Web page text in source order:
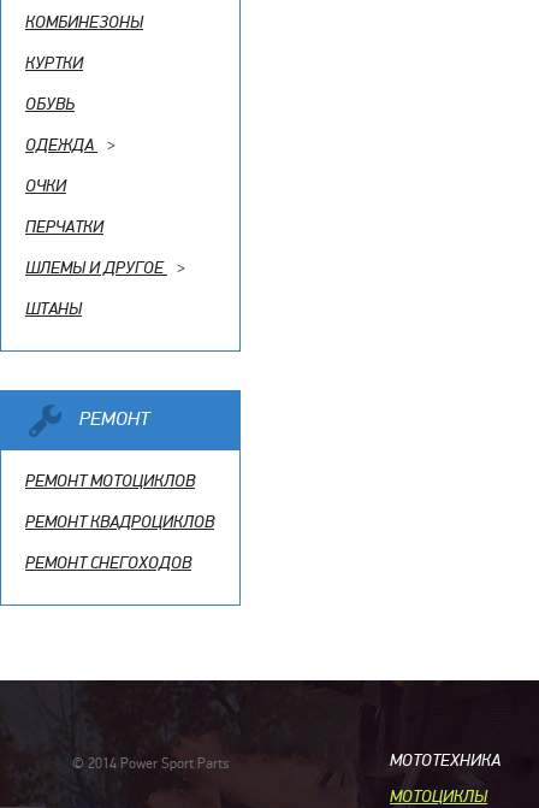
КОМБИНЕЗОНЫ
КУРТКИ
ОБУВЬ
ОДЕЖДА
>
ОЧКИ
ПЕРЧАТКИ
ШЛЕМЫ И ДРУГОЕ >
ШТАНЫ
РЕМОНТ
РЕМОНТ МОТОЦИКЛОВ
РЕМОНТ КВАДРОЦИКЛОВ
РЕМОНТ СНЕГОХОДОВ
© 2014 Power Sport Parts
МОТОТЕХНИКА
МОТОЦИКЛЫ